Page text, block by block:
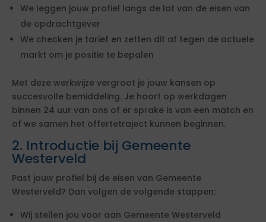
We leggen jouw profiel langs de lat van de eisen van
de opdrachtgever
We checken je tarief en zetten dit af tegen de actuele
markt om je positie te bepalen
Met deze werkwijze vergroot je jouw kansen op
succesvolle bemiddeling. Je hoort op werkdagen
binnen 24 uur van ons of er sprake is van een match en
of we samen het offertetraject kunnen beginnen.
2. Introductie bij Gemeente
Westerveld
Past jouw profiel bij de eisen van Gemeente
Westerveld? Dan volgen de volgende stappen:
Wij stellen jou voor aan Gemeente Westerveld